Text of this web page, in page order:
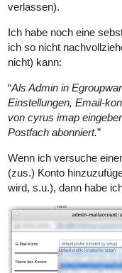
verlassen).
Ich habe noch eine
ich so nicht
nicht) kann:
“Als Admin in
Einstellungen, Email-
von cyrus imap
Postfach abonniert.”
Wenn ich versuche
(zus.) Konto
wird, s.u.), dann habe